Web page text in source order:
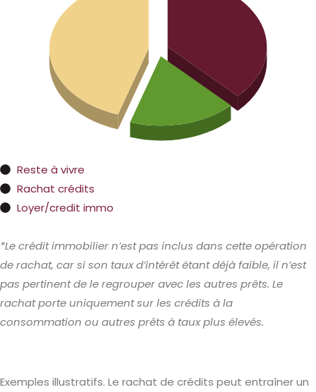
Reste à vivre
Rachat crédits
Loyer/credit immo
*Le crédit immobilier n’est pas inclus dans cette opération
de rachat, car si son taux d’intérêt étant déjà faible, il n’est
pas pertinent de le regrouper avec les autres prêts. Le
rachat porte uniquement sur les crédits à la
consommation ou autres prêts à taux plus élevés.
Exemples illustratifs. Le rachat de crédits peut entraîner un